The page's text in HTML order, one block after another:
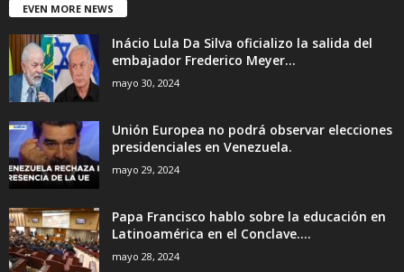
EVEN MORE NEWS
Inácio Lula Da Silva oficializo la salida del
embajador Frederico Meyer...
mayo 30, 2024
Unión Europea no podrá observar elecciones
presidenciales en Venezuela.
mayo 29, 2024
Papa Francisco hablo sobre la educación en
Latinoamérica en el Conclave....
mayo 28, 2024